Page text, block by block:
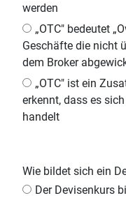
werden
„OTC" bedeutet
Geschäfte die nicht
dem Broker
„OTC" ist ein
erkennt, dass es
handelt
Wie bildet sich ein
Der Devisenkurs